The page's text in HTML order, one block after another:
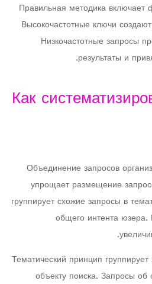
Правильная методика включает
Высокочастотные ключи
Низкочастотные запросы
результаты и
Как
Объединение запросов
упрощает размещение
группирует схожие запросы в
общего интента юзера.
Тематический принцип
объекту поиска. Запросы